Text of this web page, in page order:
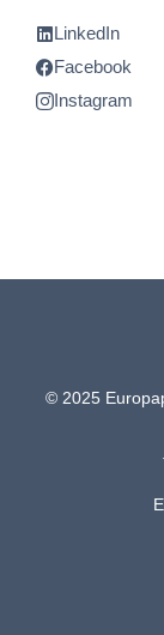
LinkedIn
Facebook
Instagram
© 2025